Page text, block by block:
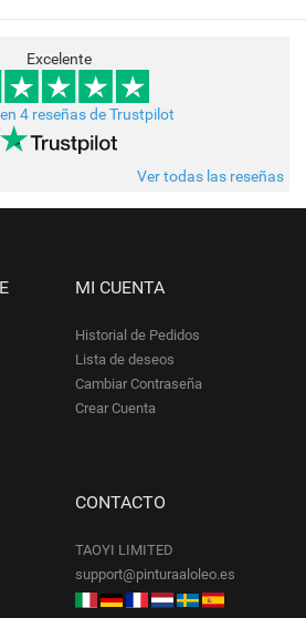
Excelente
4 reseñas de Trustpilot
Ver todas las reseñas
MI CUENTA
Historial de Pedidos
Lista de deseos
Cambiar Contraseña
Crear Cuenta
CONTACTO
TAOYI LIMITED
support@pinturaaloleo.es